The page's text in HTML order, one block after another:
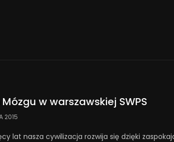
Mózgu w warszawskiej SWPS
2015
lat nasza cywilizacja rozwija się dzięki